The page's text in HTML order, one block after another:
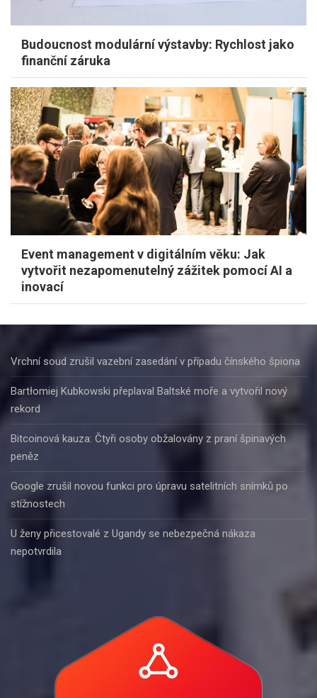
Budoucnost modulární výstavby: Rychlost jako
finanční záruka
Event management v digitálním věku: Jak
vytvořit nezapomenutelný zážitek pomocí AI a
inovací
Vrchní soud zrušil vazební zasedání v případu čínského špiona
Bartłomiej Kubkowski přeplaval Baltské moře a vytvořil nový
rekord
Bitcoinová kauza: Čtyři osoby obžalovány z praní špinavých
peněz
Google zrušil novou funkci pro úpravu satelitních snímků po
stížnostech
U ženy přicestovalé z Ugandy se nebezpečná nákaza
nepotvrdila